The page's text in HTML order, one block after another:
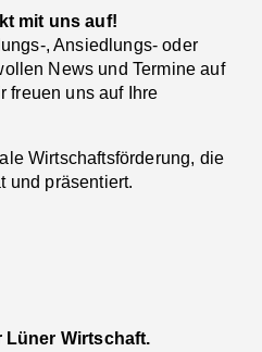
mit uns auf!
, Ansiedlungs- oder
News und Termine auf
freuen uns auf Ihre
Wirtschaftsförderung, die
und präsentiert.
Lüner Wirtschaft.